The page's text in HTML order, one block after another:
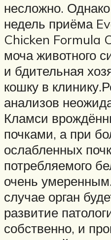
несложно.
недель приёма
Chicken Formula
моча животного
и бдительная
кошку в
анализов
Кламси
почками, а при
ослабленных
потребляемого
очень
случае орган
развитие
собственно, и